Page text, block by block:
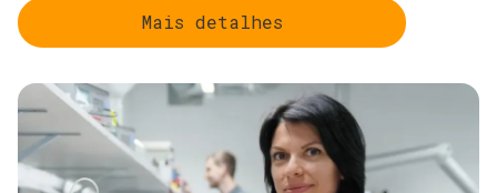
Mais detalhes